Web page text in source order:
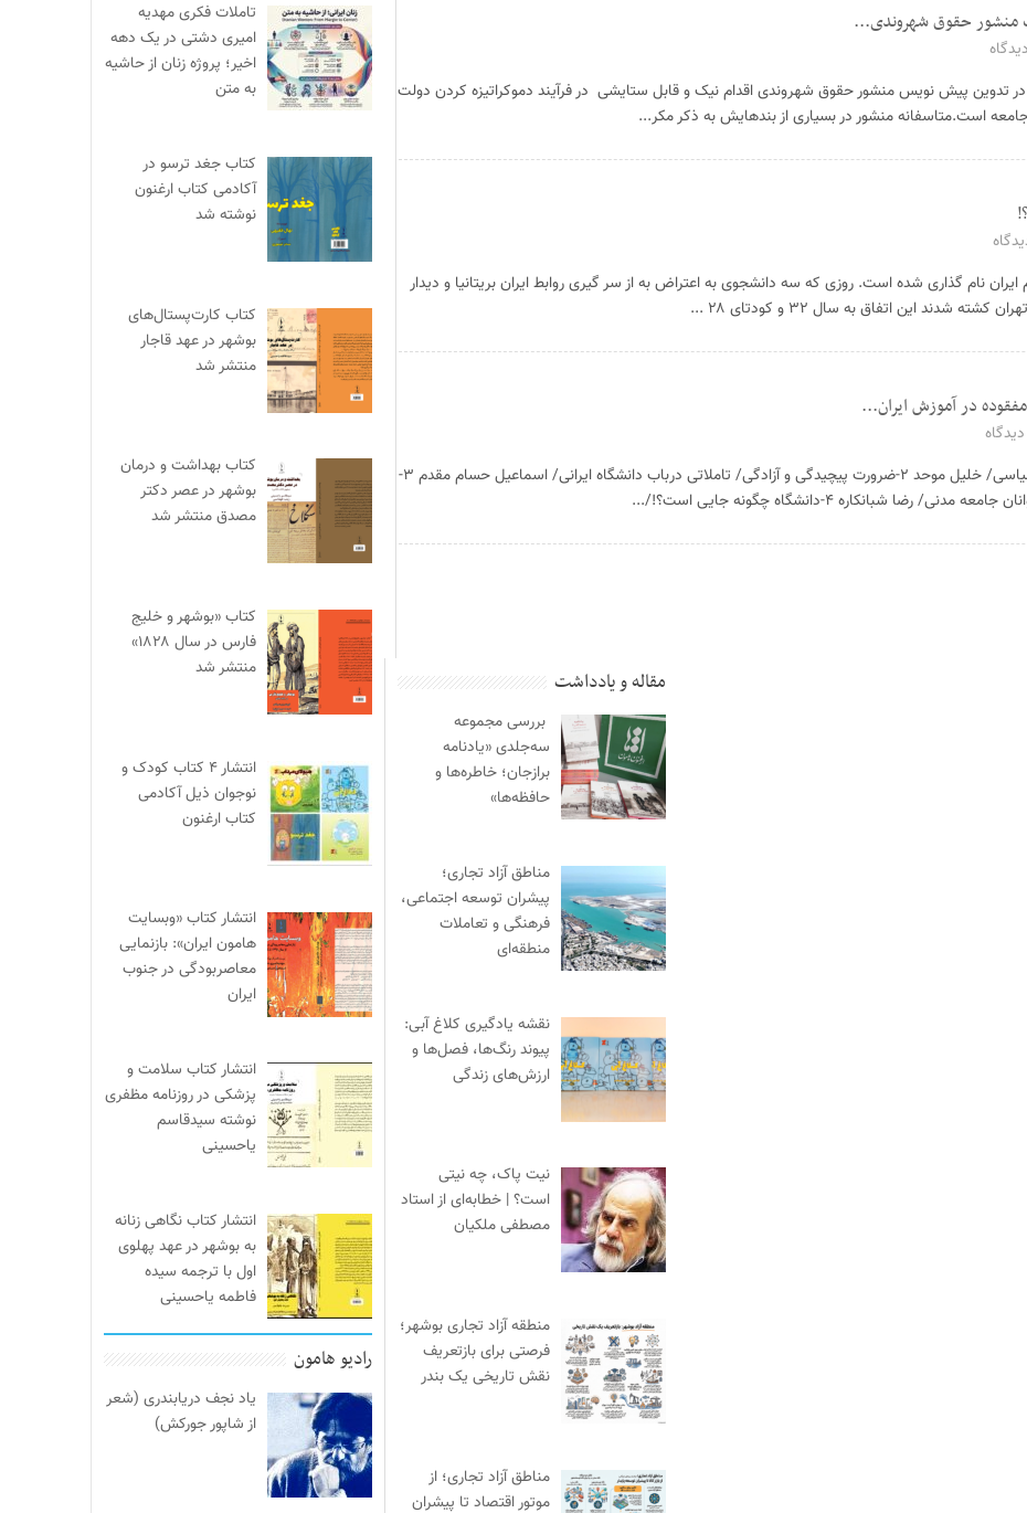
منشور حقوق شهروندی...
تدوین پیش نویس منشور حقوق شهروندی اقدام نیک و قابل ستایشی در فرآیند دموکراتیزه کردن دولت
است.متاسفانه منشور در بسیاری از بندهایش به ذکر مکر...
ایران نام گذاری شده است. روزی که سه دانشجوی به اعتراض به از سر گیری روابط ایران بریتانیا و دیدار
شدند این اتفاق به سال ۳۲ و کودتای ۲۸ ...
فهرست: ۱-دانشجو و قدرت سیاسی/ خلیل موحد ۲-ضرورت پیچیدگی و آزادگی/ تاملاتی درباب دانشگاه ایرانی/ اسماعیل حسام مقدم ۳-
رضا شبانکاره ۴-دانشگاه چگونه جایی است؟!/...
تاملات فکری مهدیه
امیری دشتی در یک دهه
اخیر؛ پروژه زنان از حاشیه
به متن
کتاب جغد ترسو در
آکادمی کتاب ارغنون
نوشته شد
کتاب کارت‌پستال‌های
بوشهر در عهد قاجار
منتشر شد
کتاب بهداشت و درمان
بوشهر در عصر دکتر
مصدق منتشر شد
کتاب «بوشهر و خلیج
فارس در سال ۱۸۲۸»
منتشر شد
انتشار ۴ کتاب کودک و
نوجوان ذیل آکادمی
کتاب ارغنون
انتشار کتاب «وبسایت
هامون ایران»: بازنمایی
معاصربودگی در جنوب
ایران
انتشار کتاب سلامت و
پزشکی در روزنامه مظفری
نوشته سیدقاسم
یاحسینی
انتشار کتاب نگاهی زنانه
به بوشهر در عهد پهلوی
اول با ترجمه سیده
فاطمه یاحسینی
رادیو هامون
یاد نجف دریابندری (شعر
از شاپور جورکش)
مقاله و یادداشت
بررسی مجموعه
سه‌جلدی «یادنامه
برازجان؛ خاطره‌ها و
حافظه‌ها»
مناطق آزاد تجاری؛
پیشران توسعه اجتماعی،
فرهنگی و تعاملات
منطقه‌ای
نقشه یادگیری کلاغ آبی:
پیوند رنگ‌ها، فصل‌ها و
ارزش‌های زندگی
نیت پاک، چه نیتی
است؟ | خطابه‌ای از استاد
مصطفی ملکیان
منطقه آزاد تجاری بوشهر؛
فرصتی برای بازتعریف
نقش تاریخی یک بندر
مناطق آزاد تجاری؛ از
موتور اقتصاد تا پیشران